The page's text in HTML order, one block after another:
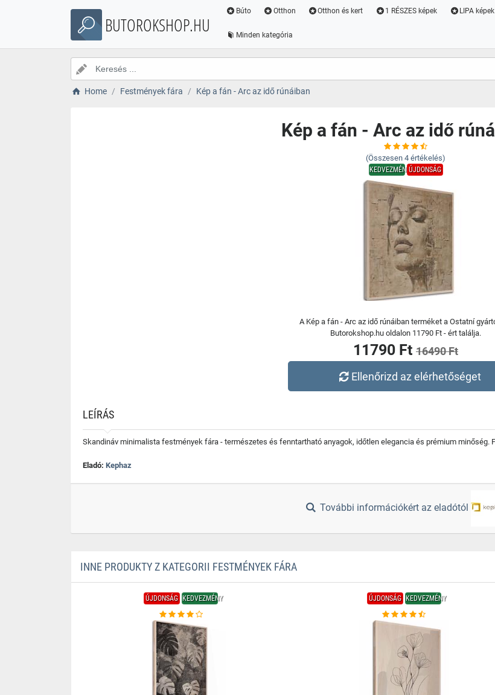
BUTOROKSHOP.HU
Búto Otthon Otthon és kert 1 RÉSZES képek LIPA
Minden kategória
Home Festmények fára Kép a fán - Arc az idő rúnáiban
Kép a fán - Arc az idő
(Összesen 4 értékelés)
KEDVEZMÉNYÚJDONSÁG
A Kép a fán - Arc az idő rúnáiban terméket a Ostatní
Butorokshop.hu oldalon 11790 Ft - ért találja.
11790 Ft 16490 Ft
Ellenőrizd az elérhetőséget
LEÍRÁS
Skandináv minimalista festmények fára - természetes és fenntartható anyagok, időtlen elegancia és prémium minőség.
Eladó: Kephaz
További információkért az eladótól
INNE PRODUKTY Z KATEGORII FESTMÉNYEK FÁRA
ÚJDONSÁG KEDVEZMÉNY ÚJDONSÁG KEDVEZMÉNY